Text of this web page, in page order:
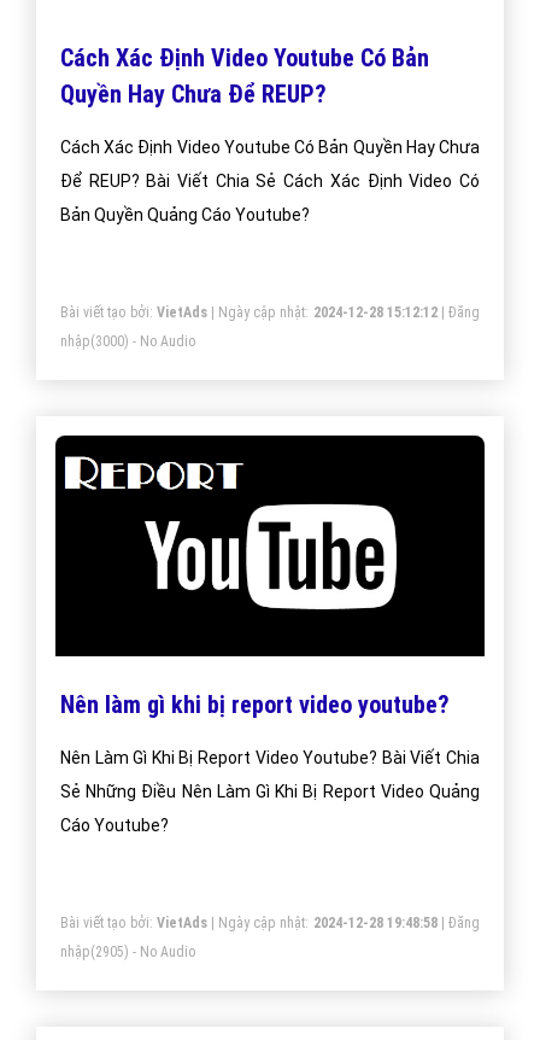
Cách Xác Định Video Youtube Có Bản
Quyền Hay Chưa Để REUP?
Cách Xác Định Video Youtube Có Bản Quyền Hay Chưa
Để REUP? Bài Viết Chia Sẻ Cách Xác Định Video Có
Bản Quyền Quảng Cáo Youtube?
Bài viết tạo bởi: VietAds| Ngày cập nhật: 2024-12-28 15:12:12|Đăng
nhập(3000) - No Audio
Nên làm gì khi bị report video youtube?
Nên Làm Gì Khi Bị Report Video Youtube? Bài Viết Chia
Sẻ Những Điều Nên Làm Gì Khi Bị Report Video Quảng
Cáo Youtube?
Bài viết tạo bởi: VietAds| Ngày cập nhật: 2024-12-28 19:48:58|Đăng
nhập(2905) - No Audio